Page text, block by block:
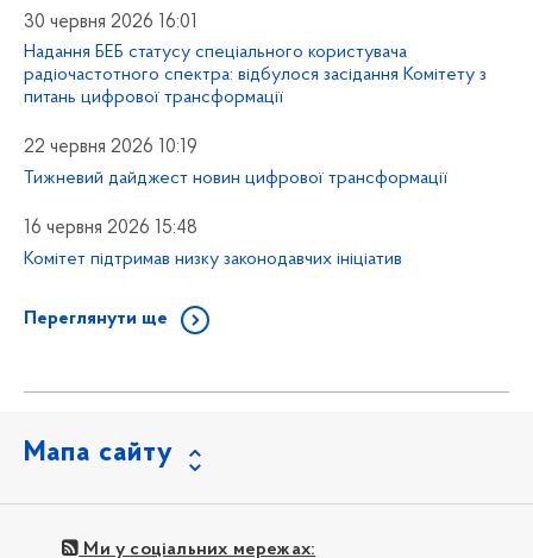
30 червня 2026 16:01
Надання БЕБ статусу спеціального користувача
радіочастотного спектра: відбулося засідання Комітету з
питань цифрової трансформації
22 червня 2026 10:19
Тижневий дайджест новин цифрової трансформації
16 червня 2026 15:48
Комітет підтримав низку законодавчих ініціатив
Переглянути ще
Мапа сайту
Ми у соціальних мережах: